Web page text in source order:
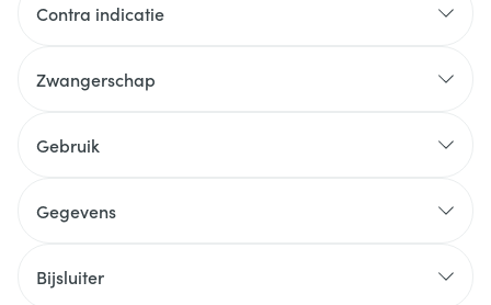
Contra indicatie
Zwangerschap
Gebruik
Gegevens
Bijsluiter